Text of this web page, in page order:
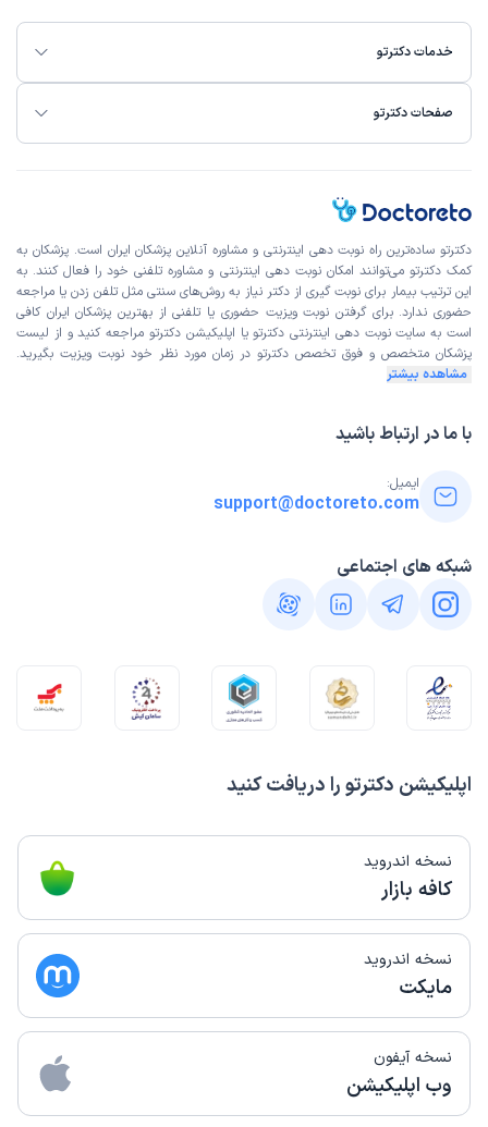
خدمات دکترتو
صفحات دکترتو
اپلیکیشن دکترتو را دریافت کنید
نسخه اندروید
کافه بازار
نسخه اندروید
مایکت
نسخه آیفون
وب اپلیکیشن
دکترتو ساده‌ترین راه نوبت‌ دهی اینترنتی و مشاوره آنلاین پزشکان ایران است. پزشکان به
کمک دکترتو می‌توانند امکان نوبت دهی اینترنتی و مشاوره تلفنی خود را فعال کنند. به
این ترتیب بیمار برای نوبت گیری از دکتر نیاز به روش‌های سنتی مثل تلفن زدن یا مراجعه
حضوری ندارد. برای گرفتن نوبت ویزیت حضوری یا تلفنی از بهترین پزشکان ایران کافی
است به سایت نوبت دهی اینترنتی دکترتو یا اپلیکیشن دکترتو مراجعه کنید و از لیست
پزشکان متخصص و فوق تخصص دکترتو در زمان مورد نظر خود نوبت ویزیت بگیرید.
مشاهده بیشتر
با ما در ارتباط باشید
ایمیل:
support@doctoreto.com
شبکه های اجتماعی